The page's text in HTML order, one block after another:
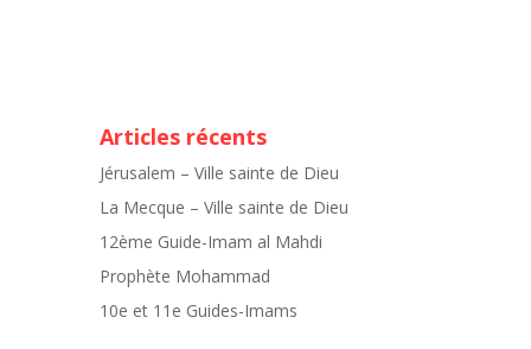
Articles récents
Jérusalem – Ville sainte de Dieu
La Mecque – Ville sainte de Dieu
12ème Guide-Imam al Mahdi
Prophète Mohammad
10e et 11e Guides-Imams